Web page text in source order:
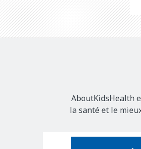
AboutKidsHealth
la santé et le